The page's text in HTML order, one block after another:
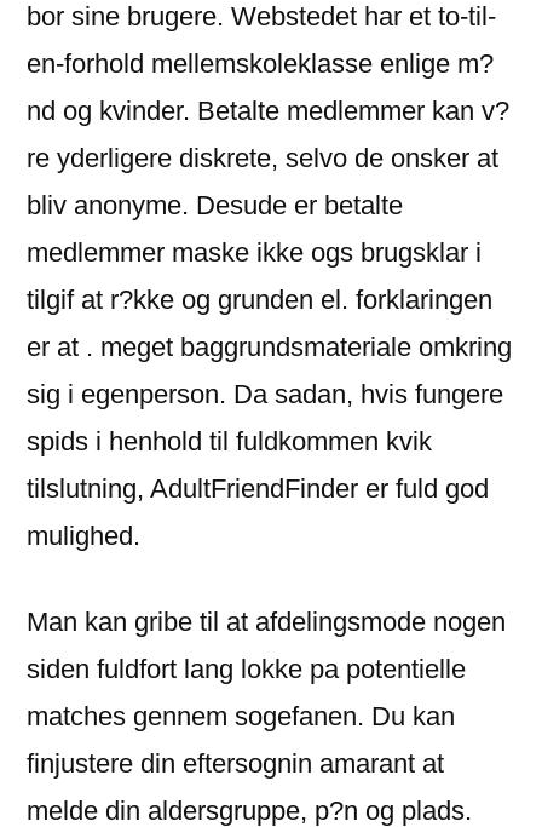
bor sine brugere. Webstedet har et to-til-
en-forhold mellemskoleklasse enlige m?
nd og kvinder. Betalte medlemmer kan v?
re yderligere diskrete, selvo de onsker at
bliv anonyme. Desude er betalte
medlemmer maske ikke ogs brugsklar i
tilgif at r?kke og grunden el. forklaringen
er at . meget baggrundsmateriale omkring
sig i egenperson. Da sadan, hvis fungere
spids i henhold til fuldkommen kvik
tilslutning, AdultFriendFinder er fuld god
mulighed.
Man kan gribe til at afdelingsmode nogen
siden fuldfort lang lokke pa potentielle
matches gennem sogefanen. Du kan
finjustere din eftersognin amarant at
melde din aldersgruppe, p?n og plads.